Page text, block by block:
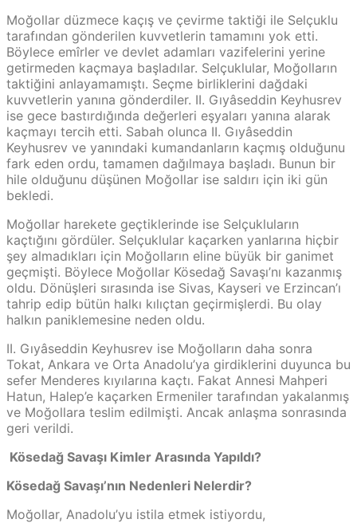
Moğollar düzmece kaçış ve çevirme taktiği ile Selçuklu
tarafından gönderilen kuvvetlerin tamamını yok etti.
Böylece emîrler ve devlet adamları vazifelerini yerine
getirmeden kaçmaya başladılar. Selçuklular, Moğolların
taktiğini anlayamamıştı. Seçme birliklerini dağdaki
kuvvetlerin yanına gönderdiler. II. Gıyâseddin Keyhusrev
ise gece bastırdığında değerleri eşyaları yanına alarak
kaçmayı tercih etti. Sabah olunca II. Gıyâseddin
Keyhusrev ve yanındaki kumandanların kaçmış olduğunu
fark eden ordu, tamamen dağılmaya başladı. Bunun bir
hile olduğunu düşünen Moğollar ise saldırı için iki gün
bekledi.
Moğollar harekete geçtiklerinde ise Selçukluların
kaçtığını gördüler. Selçuklular kaçarken yanlarına hiçbir
şey almadıkları için Moğolların eline büyük bir ganimet
geçmişti. Böylece Moğollar Kösedağ Savaşı’nı kazanmış
oldu. Dönüşleri sırasında ise Sivas, Kayseri ve Erzincan’ı
tahrip edip bütün halkı kılıçtan geçirmişlerdi. Bu olay
halkın paniklemesine neden oldu.
II. Gıyâseddin Keyhusrev ise Moğolların daha sonra
Tokat, Ankara ve Orta Anadolu’ya girdiklerini duyunca bu
sefer Menderes kıyılarına kaçtı. Fakat Annesi Mahperi
Hatun, Halep’e kaçarken Ermeniler tarafından yakalanmış
ve Moğollara teslim edilmişti. Ancak anlaşma sonrasında
geri verildi.
Kösedağ Savaşı Kimler Arasında Yapıldı?
Kösedağ Savaşı’nın Nedenleri Nelerdir?
Moğollar, Anadolu’yu istila etmek istiyordu,